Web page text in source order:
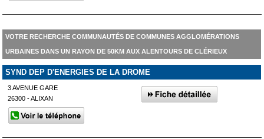
VOTRE RECHERCHE COMMUNAUTÉS DE COMMUNES AGGLOMÉRATIONS
URBAINES DANS UN RAYON DE 50KM AUX ALENTOURS DE CLÉRIEUX
SYND DEP D'ENERGIES DE LA DROME
3 AVENUE GARE
26300 - ALIXAN